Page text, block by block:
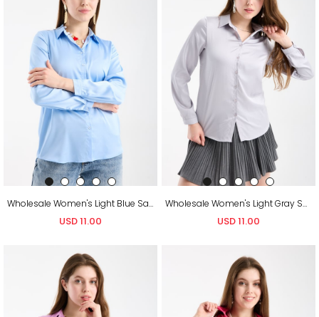
Wholesale Women's Light Blue Satin Long-Sleeve Shirt
USD 11.00
Wholesale Women's Light Gray Satin Long-Sleeve Shirt
USD 11.00